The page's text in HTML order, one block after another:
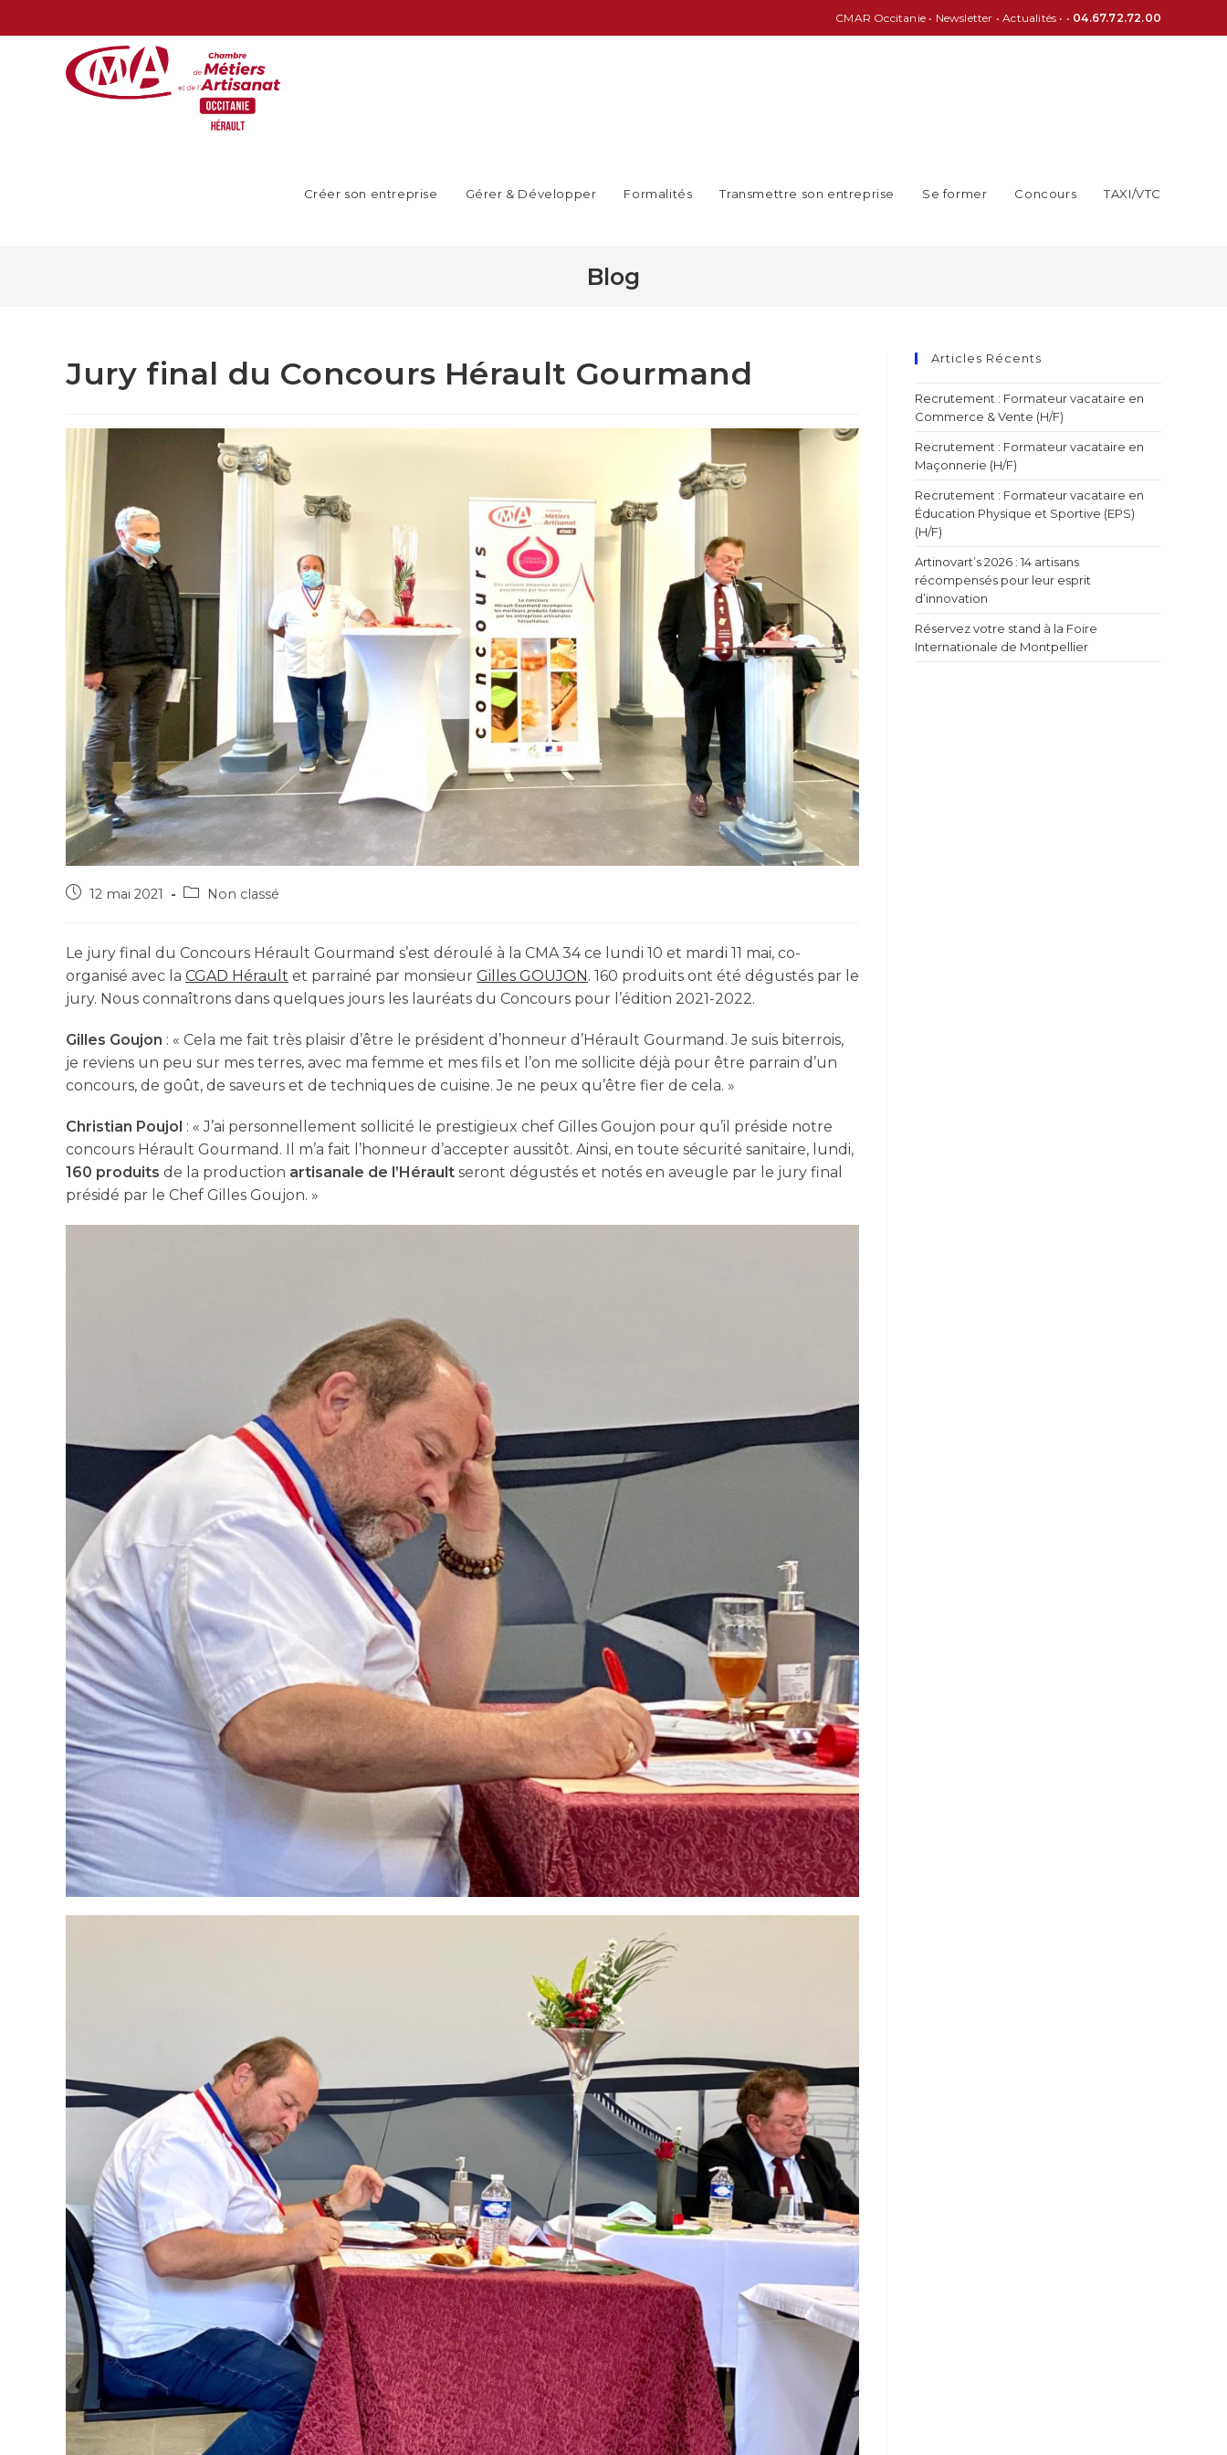
CMAR Occitanie• Newsletter •Actualités • • 04.67.72.72.00
Créer son entreprise Gérer & Développer Formalités Transmettre son entreprise Se former Concours TAXI/VTC
Blog
Jury final du Concours Hérault Gourmand
12 mai 2021 Non classé
Le jury final du Concours Hérault Gourmand s’est déroulé à la CMA 34 ce lundi 10 et mardi 11 mai, co-
organisé avec la CGAD Hérault et parrainé par monsieur Gilles GOUJON . 160 produits ont été dégustés par le
jury. Nous connaîtrons dans quelques jours les lauréats du Concours pour l’édition 2021-2022.
Gilles Goujon : « Cela me fait très plaisir d’être le président d’honneur d’Hérault Gourmand. Je suis biterrois,
je reviens un peu sur mes terres, avec ma femme et mes fils et l’on me sollicite déjà pour être parrain d’un
concours, de goût, de saveurs et de techniques de cuisine. Je ne peux qu’être fier de cela. »
Christian Poujol : « J’ai personnellement sollicité le prestigieux chef Gilles Goujon pour qu’il préside notre
concours Hérault Gourmand. Il m’a fait l’honneur d’accepter aussitôt. Ainsi, en toute sécurité sanitaire, lundi,
160 produits de la production artisanale de l’Hérault seront dégustés et notés en aveugle par le jury final
présidé par le Chef Gilles Goujon. »
Articles Récents
Recrutement : Formateur vacataire en
Commerce & Vente (H/F)
Recrutement : Formateur vacataire en
Maçonnerie (H/F)
Recrutement : Formateur vacataire en
Éducation Physique et Sportive (EPS)
(H/F)
Artinovart’s 2026 : 14 artisans
récompensés pour leur esprit
d’innovation
Réservez votre stand à la Foire
Internationale de Montpellier